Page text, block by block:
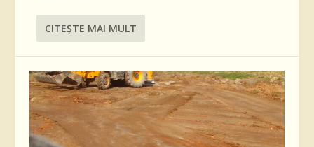
CITEŞTE MAI MULT